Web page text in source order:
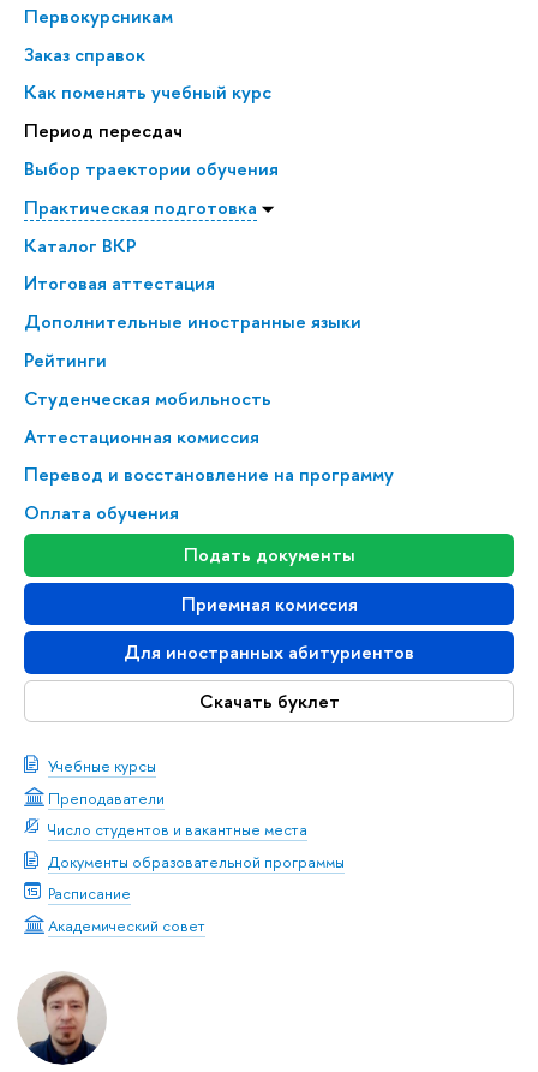
Первокурсникам
Заказ справок
Как поменять учебный курс
Период пересдач
Выбор траектории обучения
Практическая подготовка
Каталог ВКР
Итоговая аттестация
Дополнительные иностранные языки
Рейтинги
Студенческая мобильность
Аттестационная комиссия
Перевод и восстановление на программу
Оплата обучения
Подать документы
Приемная комиссия
Для иностранных абитуриентов
Скачать буклет
Учебные курсы
Преподаватели
Число студентов и вакантные места
Документы образовательной программы
Расписание
Академический совет